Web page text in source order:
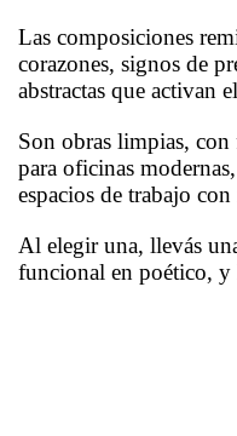
Las composiciones
corazones, signos de
abstractas que activan
Son obras limpias, con
para oficinas
espacios de trabajo
Al elegir una, llevás
funcional en poético, y